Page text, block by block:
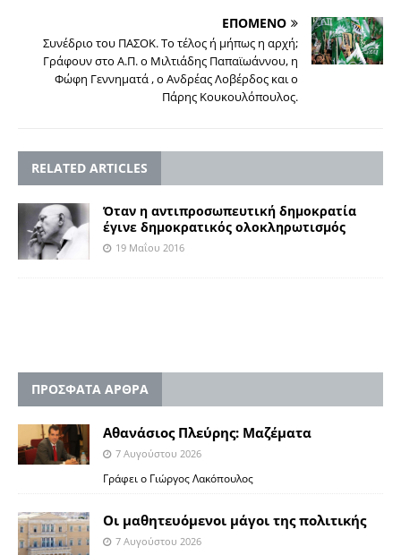
ΕΠΟΜΕΝΟ
Συνέδριο του ΠΑΣΟΚ. Το τέλος ή μήπως η αρχή;
Γράφουν στο Α.Π. ο Μιλτιάδης Παπαϊωάννου, η
Φώφη Γεννηματά , ο Ανδρέας Λοβέρδος και ο
Πάρης Κουκουλόπουλος.
RELATED ARTICLES
Όταν η αντιπροσωπευτική δημοκρατία
έγινε δημοκρατικός ολοκληρωτισμός
19 Μαΐου 2016
ΠΡΟΣΦΑΤΑ ΑΡΘΡΑ
Αθανάσιος Πλεύρης: Μαζέματα
7 Αυγούστου 2026
Γράφει ο Γιώργος Λακόπουλος
Οι μαθητευόμενοι μάγοι της πολιτικής
7 Αυγούστου 2026